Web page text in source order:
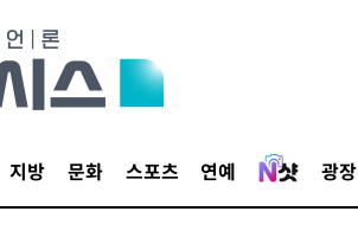
지방 문화 스포츠 연예 광장